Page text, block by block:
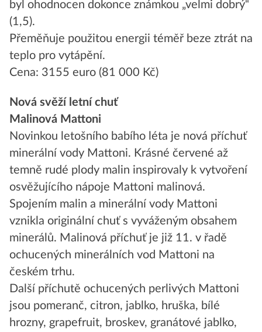
byl ohodnocen dokonce známkou „velmi dobrý“
(1,5).
Přeměňuje použitou energii téměř beze ztrát na
teplo pro vytápění.
Cena: 3155 euro (81 000 Kč)
Nová svěží letní chuť
Malinová Mattoni
Novinkou letošního babího léta je nová příchuť
minerální vody Mattoni. Krásné červené až
temně rudé plody malin inspirovaly k vytvoření
osvěžujícího nápoje Mattoni malinová.
Spojením malin a minerální vody Mattoni
vznikla originální chuť s vyváženým obsahem
minerálů. Malinová příchuť je již 11. v řadě
ochucených minerálních vod Mattoni na
českém trhu.
Další příchutě ochucených perlivých Mattoni
jsou pomeranč, citron, jablko, hruška, bílé
hrozny, grapefruit, broskev, granátové jablko,